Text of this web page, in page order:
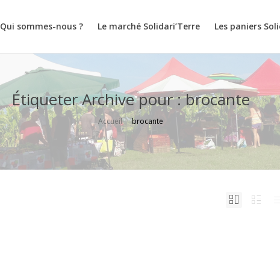
Qui sommes-nous ? Le marché Solidari’Terre Les paniers
Étiqueter Archive pour : brocante
Accueil brocante